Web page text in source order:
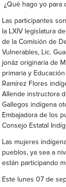
¿Qué hago yo para
Las participantes
la LXIV legislatura
de la Comisión de
Vulnerables, Lic.
jonáz originaria de
primaria y
Ramírez Flores
Allende instructora
Gallegos indígena
Embajadora de los
Consejo Estatal
Las mujeres
pueblos, ya sea a
están participando
Este lunes 07 de